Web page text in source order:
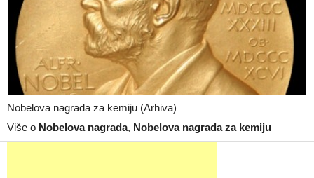
Nobelova nagrada za kemiju (Arhiva)
Više o Nobelova nagrada, Nobelova nagrada za kemiju